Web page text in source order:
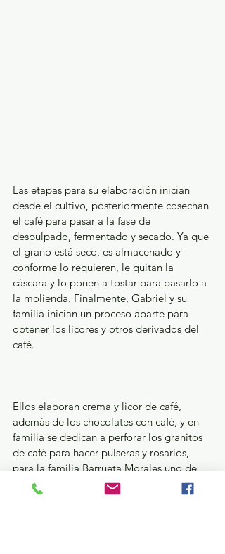
Las etapas para su elaboración inician
desde el cultivo, posteriormente cosechan
el café para pasar a la fase de
despulpado, fermentado y secado. Ya que
el grano está seco, es almacenado y
conforme lo requieren, le quitan la
cáscara y lo ponen a tostar para pasarlo a
la molienda. Finalmente, Gabriel y su
familia inician un proceso aparte para
obtener los licores y otros derivados del
café.
Ellos elaboran crema y licor de café,
además de los chocolates con café, y en
familia se dedican a perforar los granitos
de café para hacer pulseras y rosarios,
para la familia Barrueta Morales uno de
los conductos para vender sus mercancías
son las Tiendas de Artesanías “Casart”,